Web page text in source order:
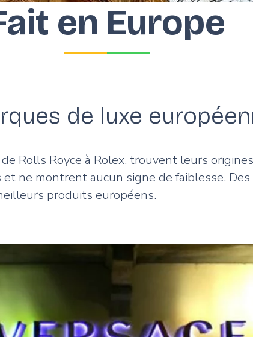
en Europe
de luxe
Rolls Royce à Rolex, trouvent leurs
ne montrent aucun signe de faiblesse.
produits européens.